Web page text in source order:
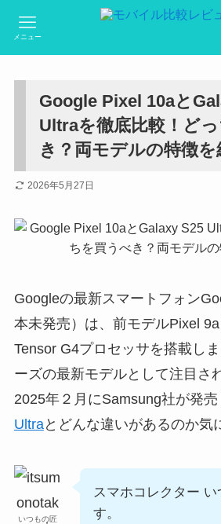
メニュー
Google Pixel 10aと
Ultraを徹底比較！ど
き？両モデルの特徴を
2026年5月27日
Googleの最新スマートフォン
本未発売）は、前モデルPixel
Tensor G4プロセッサを搭載し
ーズの最新モデルとして注目さ
2025年２月にSamsung社が発売
Ultraとどんな違いがあるのか気
いつもの匠
スマホコレクター
す。